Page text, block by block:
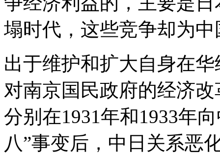
塌时代，这些竞争却为
出于维护和扩大自身在
对南京国民政府的经济
分别在1931年和1933年
八”事变后，中日关系恶